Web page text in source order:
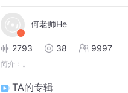
何老师He
2793 38 9997
简介： 。
TA的专辑